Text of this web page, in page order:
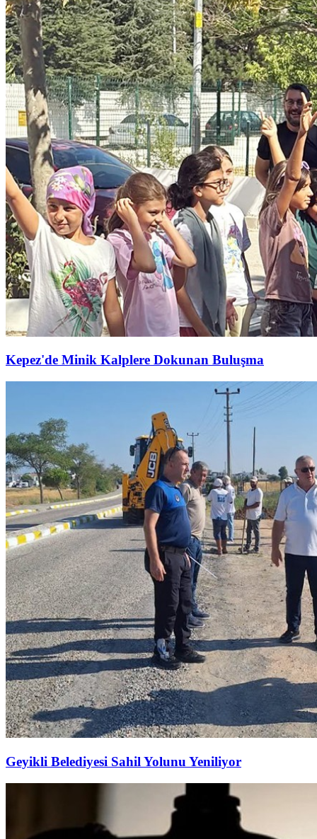
Kepez'de Minik Kalplere Dokunan Buluşma
Geyikli Belediyesi Sahil Yolunu Yeniliyor